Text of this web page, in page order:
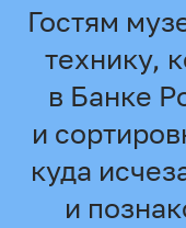
Гостям
технику,
в Банке
и
куда
и